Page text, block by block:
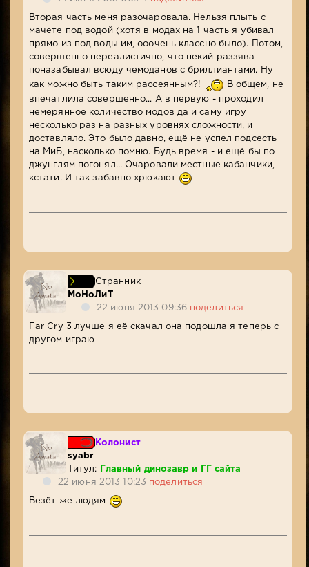
Вторая часть меня разочаровала. Нельзя плыть с
мачете под водой (хотя в модах на 1 часть я убивал
прямо из под воды им, ооочень классно было). Потом,
совершенно нереалистично, что некий раззява
поназабывал всюду чемоданов с бриллиантами. Ну
как можно быть таким рассеянным?!
В общем, не
впечатлила совершенно... А в первую - проходил
немерянное количество модов да и саму игру
несколько раз на разных уровнях сложности, и
доставляло. Это было давно, ещё не успел подсесть
на МиБ, насколько помню. Будь время - и ещё бы по
джунглям погонял... Очаровали местные кабанчики,
кстати. И так забавно хрюкают
Странник
МоНоЛиТ
22 июня 2013 09:36 поделиться
Far Cry 3 лучше я её скачал она подошла я теперь с
другом играю
Колонист
syabr
Титул:
Главный динозавр и ГГ сайта
22 июня 2013 10:23 поделиться
Везёт же людям